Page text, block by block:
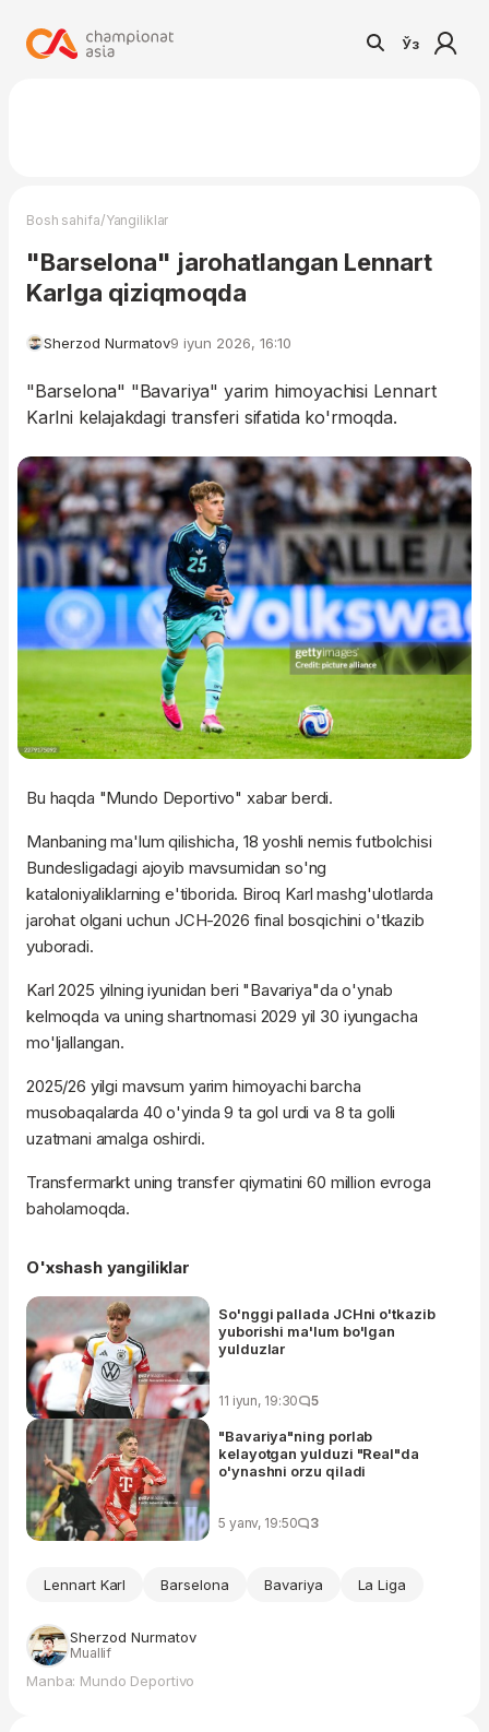
Ўз
Bosh sahifa/Yangiliklar
"Barselona" jarohatlangan Lennart
Karlga qiziqmoqda
Sherzod Nurmatov9 iyun 2026, 16:10
"Barselona" "Bavariya" yarim himoyachisi Lennart
Karlni kelajakdagi transferi sifatida ko'rmoqda.
Bu haqda "Mundo Deportivo" xabar berdi.
Manbaning ma'lum qilishicha, 18 yoshli nemis futbolchisi
Bundesligadagi ajoyib mavsumidan so'ng
kataloniyaliklarning e'tiborida. Biroq Karl mashg'ulotlarda
jarohat olgani uchun JCH-2026 final bosqichini o'tkazib
yuboradi.
Karl 2025 yilning iyunidan beri "Bavariya"da o'ynab
kelmoqda va uning shartnomasi 2029 yil 30 iyungacha
mo'ljallangan.
2025/26 yilgi mavsum yarim himoyachi barcha
musobaqalarda 40 o'yinda 9 ta gol urdi va 8 ta golli
uzatmani amalga oshirdi.
Transfermarkt uning transfer qiymatini 60 million evroga
baholamoqda.
O'xshash yangiliklar
So'nggi pallada JCHni o'tkazib
yuborishi ma'lum bo'lgan
yulduzlar
11 iyun, 19:30 5
"Bavariya"ning porlab
kelayotgan yulduzi "Real"da
o'ynashni orzu qiladi
5 yanv, 19:50 3
Lennart Karl Barselona Bavariya La Liga
Sherzod Nurmatov
Muallif
Manba: Mundo Deportivo